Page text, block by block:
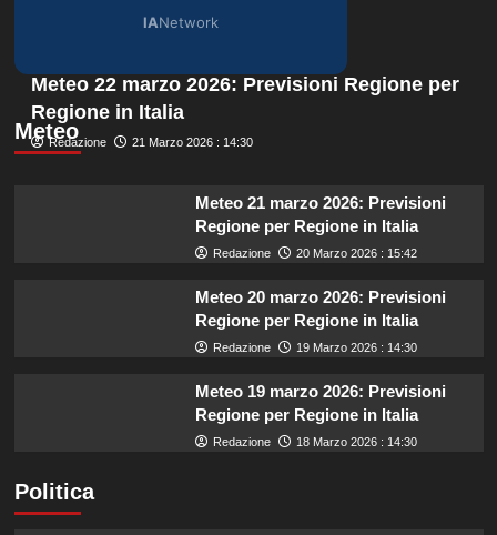
IANetwork
Meteo
Meteo 22 marzo 2026: Previsioni Regione per
Regione in Italia
Redazione 21 Marzo 2026 : 14:30
Meteo 21 marzo 2026: Previsioni
Regione per Regione in Italia
Redazione 20 Marzo 2026 : 15:42
Meteo 20 marzo 2026: Previsioni
Regione per Regione in Italia
Redazione 19 Marzo 2026 : 14:30
Meteo 19 marzo 2026: Previsioni
Regione per Regione in Italia
Redazione 18 Marzo 2026 : 14:30
Politica